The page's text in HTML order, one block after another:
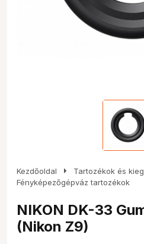
Kezdőoldal arrow_right Tartozékok és
Fényképezőgépváz tartozékok
NIKON DK-33
(Nikon Z9)